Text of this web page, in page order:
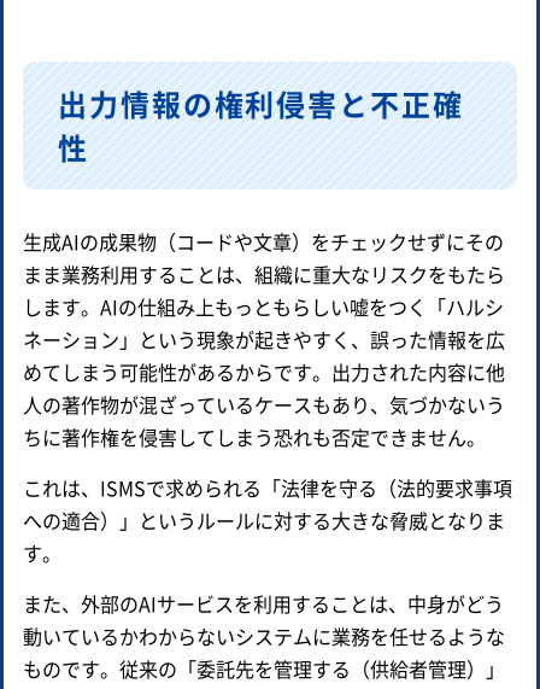
出力情報の権利侵害と不正確
性
生成AIの成果物（コードや文章）をチェックせずにその
まま業務利用することは、組織に重大なリスクをもたら
します。AIの仕組み上もっともらしい嘘をつく「ハルシ
ネーション」という現象が起きやすく、誤った情報を広
めてしまう可能性があるからです。出力された内容に他
人の著作物が混ざっているケースもあり、気づかないう
ちに著作権を侵害してしまう恐れも否定できません。
これは、ISMSで求められる「法律を守る（法的要求事項
への適合）」というルールに対する大きな脅威となりま
す。
また、外部のAIサービスを利用することは、中身がどう
動いているかわからないシステムに業務を任せるような
ものです。従来の「委託先を管理する（供給者管理）」